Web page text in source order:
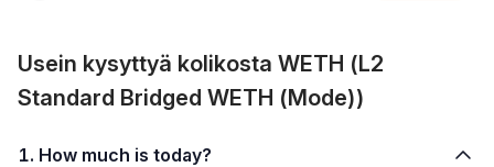
Usein kysyttyä kolikosta WETH (L2
Standard Bridged WETH (Mode))
1. How much is today?